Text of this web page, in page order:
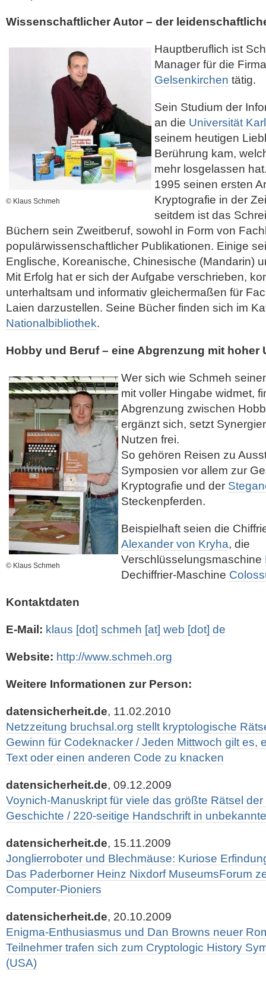
Wissenschaftlicher Autor – der
© Klaus Schmeh
Hauptberuflich ist
Manager für die
Gelsenkirchen tätig.
Sein Studium der
an die Universität
seinem heutigen
Berührung kam,
mehr losgelassen
1995 seinen ersten
Kryptografie in der
seitdem ist das
Büchern sein Zweitberuf, sowohl in Form von
populärwissenschaftlicher Publikationen. Einige
Englische, Koreanische, Chinesische (Mandarin)
Mit Erfolg hat er sich der Aufgabe verschrieben,
unterhaltsam und informativ gleichermaßen für
Laien darzustellen. Seine Bücher finden sich im
Nationalbibliothek.
Hobby und Beruf – eine Abgrenzung mit hoher
© Klaus Schmeh
Wer sich wie Schmeh
mit voller Hingabe widmet,
Abgrenzung zwischen
ergänzt sich, setzt
Nutzen frei.
So gehören Reisen zu
Symposien vor allem zur
Kryptografie und der
Steckenpferden.
Beispielhaft seien die
Alexander von Kryha, die
Verschlüsselungsmaschine
Dechiffrier-Maschine
Kontaktdaten
E-Mail: klaus [dot] schmeh [at] web [dot] de
Website: http://www.schmeh.org
Weitere Informationen zur Person:
datensicherheit.de, 11.02.2010
Netzzeitung bruchsal.org stellt kryptologische
Gewinn für Codeknacker / Jeden Mittwoch gilt es,
Text oder einen anderen Code zu knacken
datensicherheit.de, 09.12.2009
Voynich-Manuskript für viele das größte Rätsel
Geschichte / 220-seitige Handschrift in
datensicherheit.de, 15.11.2009
Jonglierroboter und Blechmäuse: Kuriose
Das Paderborner Heinz Nixdorf MuseumsForum
Computer-Pioniers
datensicherheit.de, 20.10.2009
Enigma-Enthusiasmus und Dan Browns neuer
Teilnehmer trafen sich zum Cryptologic History
(USA)